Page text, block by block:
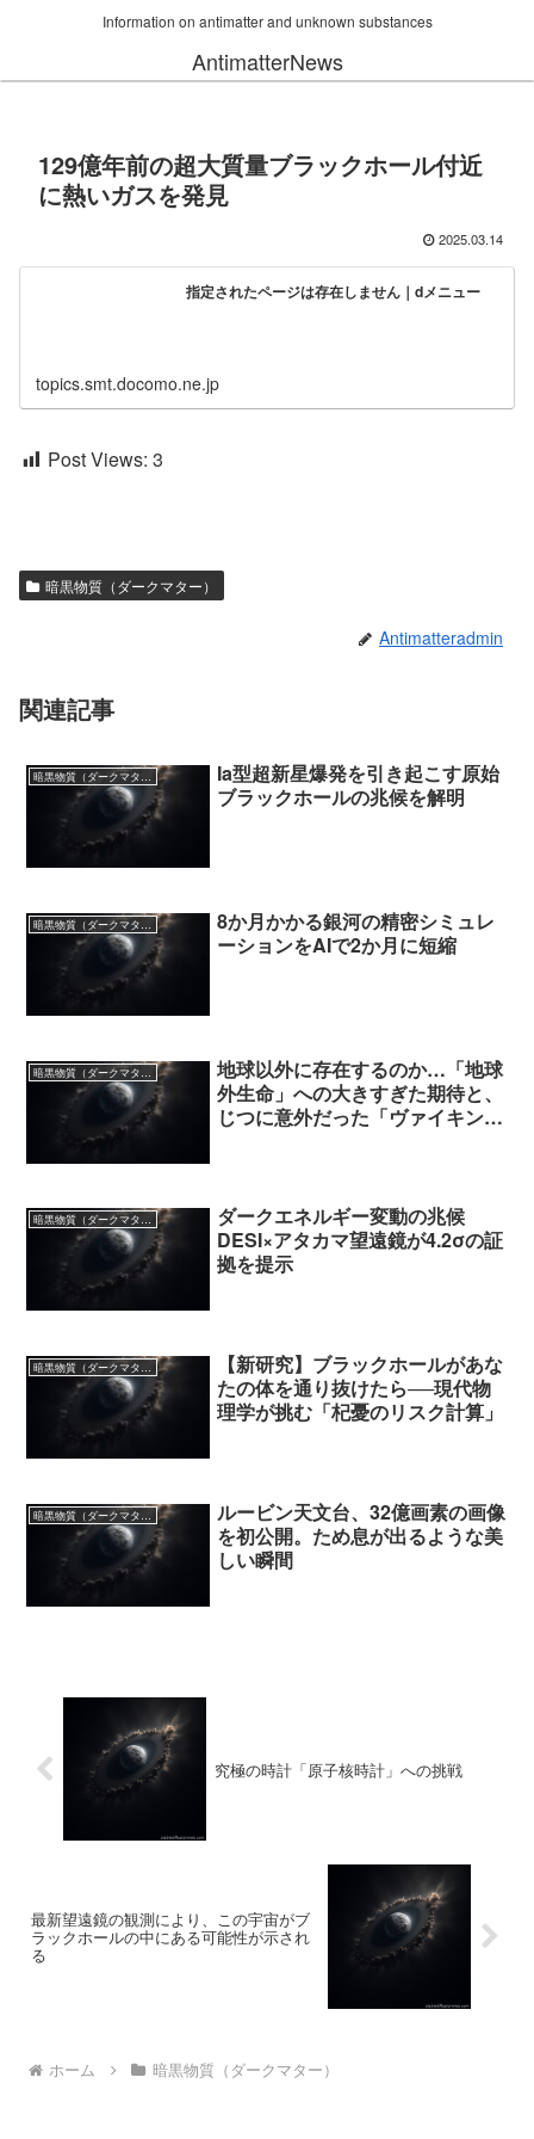
Information on antimatter and unknown substances
AntimatterNews
129億年前の超大質量ブラックホール付近
に熱いガスを発見
2025.03.14
指定されたページは存在しません｜dメニュー
topics.smt.docomo.ne.jp
Post Views: 3
暗黒物質（ダークマター）
Antimatteradmin
関連記事
暗黒物質（ダークマター）
Ia型超新星爆発を引き起こす原始
ブラックホールの兆候を解明
暗黒物質（ダークマター）
8か月かかる銀河の精密シミュレ
ーションをAIで2か月に短縮
暗黒物質（ダークマター）
地球以外に存在するのか…「地球
外生命」への大きすぎた期待と、
じつに意外だった「ヴァイキング
暗黒物質（ダークマター）
ダークエネルギー変動の兆候
DESI×アタカマ望遠鏡が4.2σの証
拠を提示
暗黒物質（ダークマター）
【新研究】ブラックホールがあな
たの体を通り抜けたら──現代物
理学が挑む「杞憂のリスク計算」
暗黒物質（ダークマター）
ルービン天文台、32億画素の画像
を初公開。ため息が出るような美
しい瞬間
究極の時計「原子核時計」への挑戦
最新望遠鏡の観測により、この宇宙がブ
ラックホールの中にある可能性が示され
る
ホーム 暗黒物質（ダークマター）